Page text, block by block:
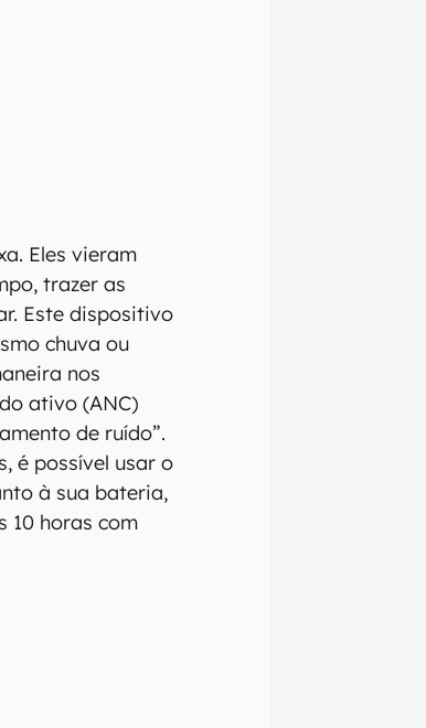
Eles vieram
trazer as
Este dispositivo
chuva ou
nos
ativo (ANC)
de ruído”.
é possível usar o
à sua bateria,
10 horas com